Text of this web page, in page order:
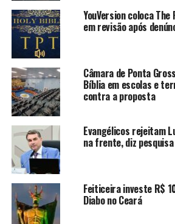
YouVersion coloca
em revisão após
Câmara de Ponta
Bíblia em escolas e
contra a proposta
Evangélicos rejeitam
na frente, diz pesquisa
Feiticeira investe R$
Diabo no Ceará